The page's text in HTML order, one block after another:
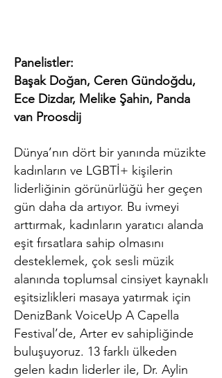
Panelistler:
Başak Doğan, Ceren Gündoğdu,
Ece Dizdar, Melike Şahin, Panda
van Proosdij
Dünya’nın dört bir yanında müzikte
kadınların ve LGBTİ+ kişilerin
liderliğinin görünürlüğü her geçen
gün daha da artıyor. Bu ivmeyi
arttırmak, kadınların yaratıcı alanda
eşit fırsatlara sahip olmasını
desteklemek, çok sesli müzik
alanında toplumsal cinsiyet kaynaklı
eşitsizlikleri masaya yatırmak için
DenizBank VoiceUp A Capella
Festival’de, Arter ev sahipliğinde
buluşuyoruz. 13 farklı ülkeden
gelen kadın liderler ile, Dr. Aylin